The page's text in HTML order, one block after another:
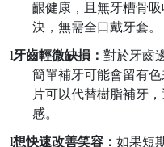
齦健康，且無牙槽骨
決，無需全口戴牙套。
l牙齒輕微缺損： 對於牙齒
簡單補牙可能會留有
片可以代替樹脂補牙
感。
l想快速改善笑容： 如果短